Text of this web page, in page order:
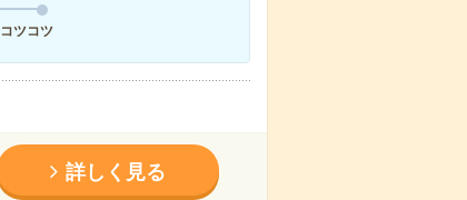
コツコツ
詳しく見る